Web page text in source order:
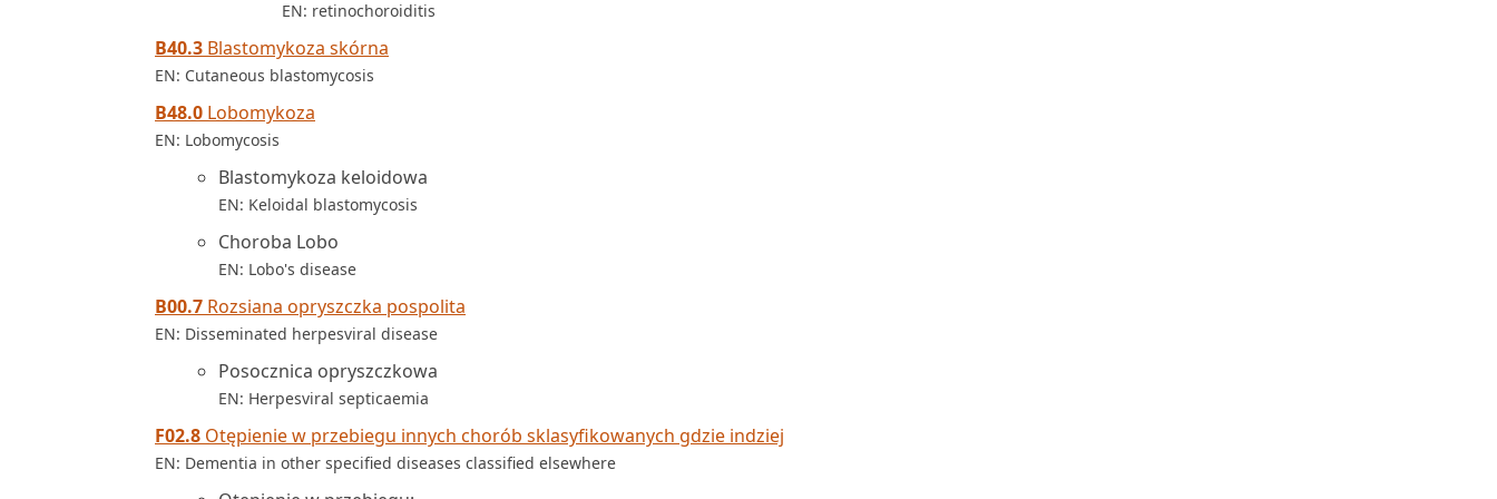
EN: retinochoroiditis
B40.3 Blastomykoza skórna
EN: Cutaneous blastomycosis
B48.0 Lobomykoza
EN: Lobomycosis
Blastomykoza keloidowa
EN: Keloidal blastomycosis
Choroba Lobo
EN: Lobo's disease
B00.7 Rozsiana opryszczka pospolita
EN: Disseminated herpesviral disease
Posocznica opryszczkowa
EN: Herpesviral septicaemia
F02.8 Otępienie w przebiegu innych chorób sklasyfikowanych gdzie indziej
EN: Dementia in other specified diseases classified elsewhere